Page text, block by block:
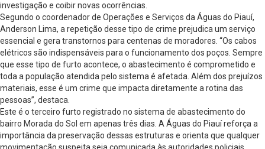
investigação e coibir novas ocorrências.
Segundo o coordenador de Operações e Serviços da Águas do Piauí,
Anderson Lima, a repetição desse tipo de crime prejudica um serviço
essencial e gera transtornos para centenas de moradores. “Os cabos
elétricos são indispensáveis para o funcionamento dos poços. Sempre
que esse tipo de furto acontece, o abastecimento é comprometido e
toda a população atendida pelo sistema é afetada. Além dos prejuízos
materiais, esse é um crime que impacta diretamente a rotina das
pessoas”, destaca.
Este é o terceiro furto registrado no sistema de abastecimento do
bairro Morada do Sol em apenas três dias. A Águas do Piauí reforça a
importância da preservação dessas estruturas e orienta que qualquer